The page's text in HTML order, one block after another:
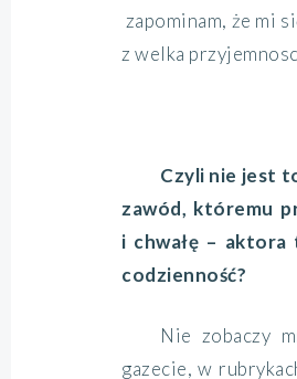
zapominam, że mi
z welka
Czyli nie jest
zawód, któremu
i chwałę –
codzienność?
Nie zobaczy
gazecie, w